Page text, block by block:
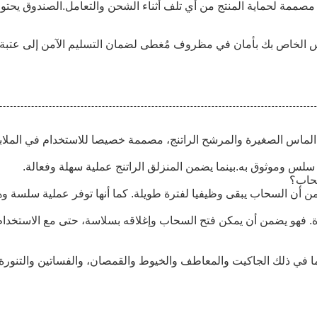
لحماية المنتج من أي تلف أثناء الشحن والتعامل.الصندوق
الخاص بك بأمان في مظروف مُغطى لضمان التسليم الآمن إلى
وموثوق به.بينما يضمن المنزلق الراتنج عملية سهلة وفعالة.
أن السحاب يبقى وظيفيا لفترة طويلة. كما أنها توفر عملية
يضمن أن يمكن فتح السحاب وإغلاقه بسلاسة، حتى مع الاستخدام
ذلك الجاكيت والمعاطف والخيوط والقمصان، والفساتين والتنورة